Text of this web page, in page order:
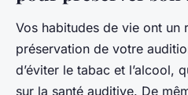
Vos habitudes de vie ont un
préservation de votre
d’éviter le tabac et l’alcool,
sur la santé auditive. De